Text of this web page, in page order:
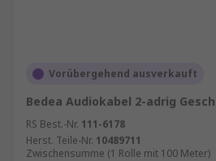
Vorübergehend ausverkauft
Bedea Audiokabel 2-adrig
RS Best.-Nr. 111-6178
Herst. Teile-Nr. 10489711
Zwischensumme (1 Rolle mit 100 Meter)